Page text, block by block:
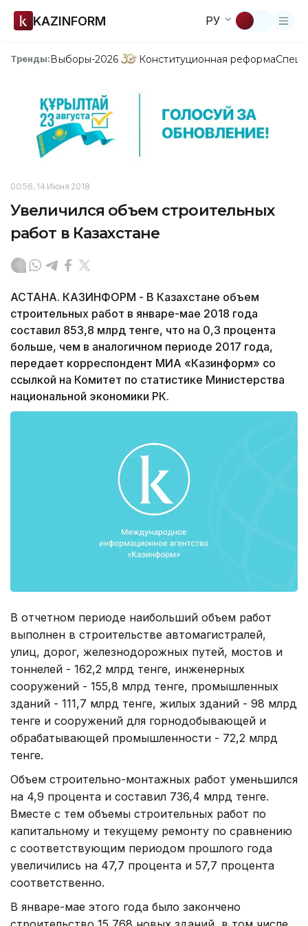
KAZINFORM РУ
Тренды:Выборы-2026 Конституционная реформа
00:56, 14 Июня 2018
Увеличился объем строительных
работ в Казахстане
АСТАНА. КАЗИНФОРМ - В Казахстане объем
строительных работ в январе-мае 2018 года
составил 853,8 млрд тенге, что на 0,3 процента
больше, чем в аналогичном периоде 2017 года,
передает корреспондент МИА «Казинформ» со
ссылкой на Комитет по статистике Министерства
национальной экономики РК.
В отчетном периоде наибольший объем работ
выполнен в строительстве автомагистралей,
улиц, дорог, железнодорожных путей, мостов и
тоннелей - 162,2 млрд тенге, инженерных
сооружений - 155,8 млрд тенге, промышленных
зданий - 111,7 млрд тенге, жилых зданий - 98 млрд
тенге и сооружений для горнодобывающей и
обрабатывающей промышленности - 72,2 млрд
тенге.
Объем строительно-монтажных работ уменьшился
на 4,9 процента и составил 736,4 млрд тенге.
Вместе с тем объемы строительных работ по
капитальному и текущему ремонту по сравнению
с соответствующим периодом прошлого года
увеличились на 47,7 процента и 57,7 процента
соответственно.
В январе-мае этого года было закончено